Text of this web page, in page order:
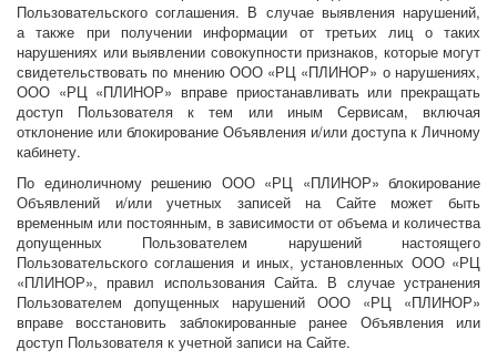
Пользовательского соглашения. В случае выявления нарушений,
а также при получении информации от третьих лиц о таких
нарушениях или выявлении совокупности признаков, которые могут
свидетельствовать по мнению ООО «РЦ «ПЛИНОР» о нарушениях,
ООО «РЦ «ПЛИНОР» вправе приостанавливать или прекращать
доступ Пользователя к тем или иным Сервисам, включая
отклонение или блокирование Объявления и/или доступа к Личному
кабинету.
По единоличному решению ООО «РЦ «ПЛИНОР» блокирование
Объявлений и/или учетных записей на Сайте может быть
временным или постоянным, в зависимости от объема и количества
допущенных Пользователем нарушений настоящего
Пользовательского соглашения и иных, установленных ООО «РЦ
«ПЛИНОР», правил использования Сайта. В случае устранения
Пользователем допущенных нарушений ООО «РЦ «ПЛИНОР»
вправе восстановить заблокированные ранее Объявления или
доступ Пользователя к учетной записи на Сайте.